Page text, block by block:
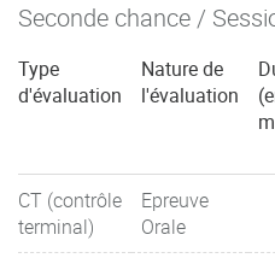
Seconde chance /
Type
d'évaluation
Nature de
l'évaluation
CT (contrôle
terminal)
Epreuve
Orale